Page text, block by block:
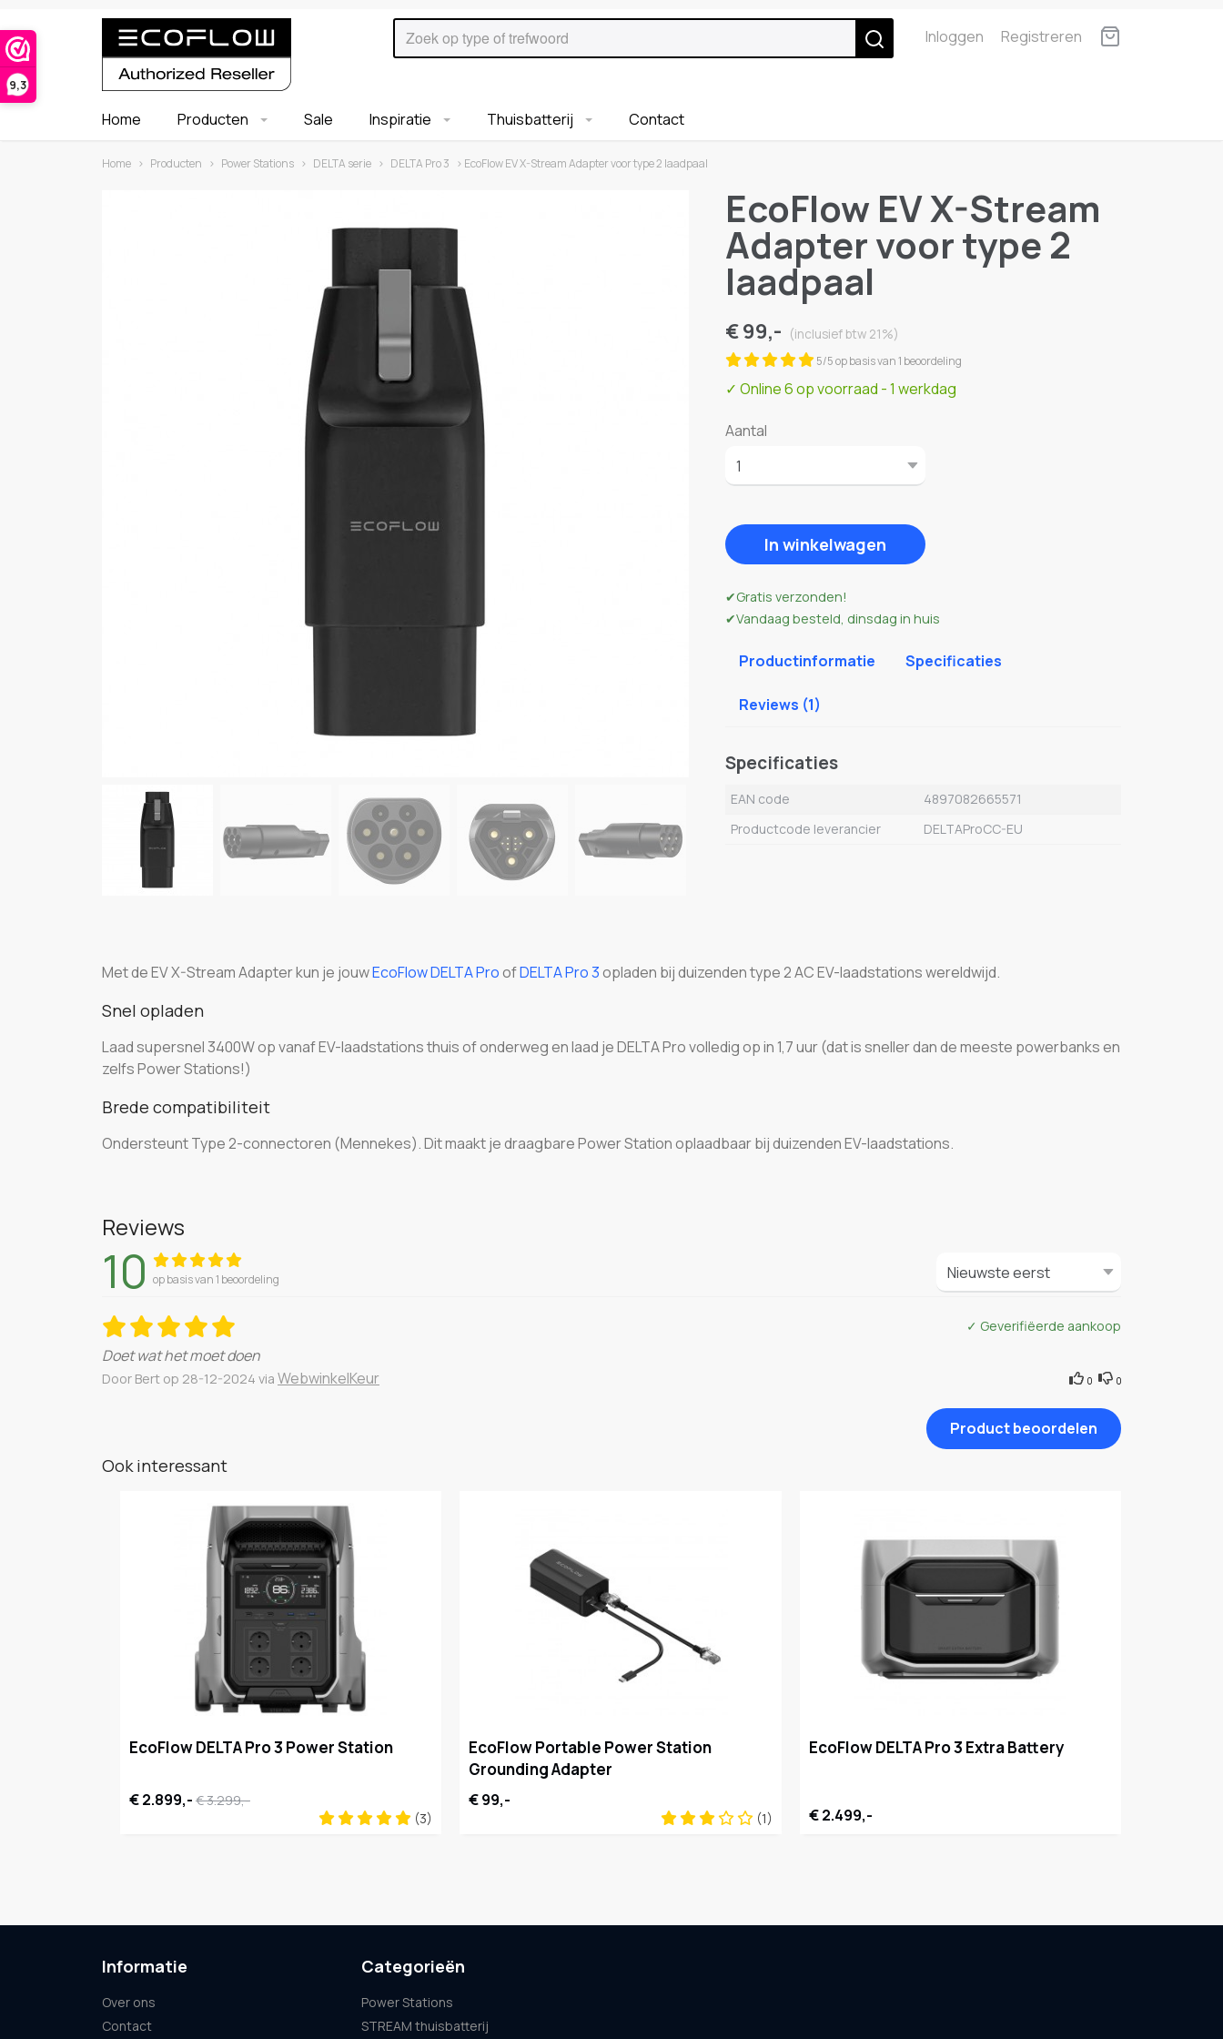
9,3
Inloggen Registreren
Home Producten Sale Inspiratie Thuisbatterij Contact
Home › Producten › Power Stations › DELTA serie › DELTA Pro 3 › EcoFlow EV X-Stream Adapter voor type 2 laadpaal
EcoFlow EV X-Stream
Adapter voor type 2
laadpaal
€ 99,- (inclusief btw 21%)
5/5 op basis van 1 beoordeling
✓ Online 6 op voorraad - 1 werkdag
Aantal
In winkelwagen
Gratis verzonden!
Vandaag besteld, dinsdag in huis
Productinformatie Specificaties
Reviews (1)
Specificaties
EAN code
4897082665571
Productcode leverancier
DELTAProCC-EU
Met de EV X-Stream Adapter kun je jouwEcoFlow DELTA ProofDELTA Pro 3opladen bij duizenden type 2 AC EV-laadstations wereldwijd.
Snel opladen
Laad supersnel 3400W op vanaf EV-laadstations thuis of onderweg en laad je DELTA Pro volledig op in 1,7 uur (dat is sneller dan de meeste powerbanks en
zelfs Power Stations!)
Brede compatibiliteit
Ondersteunt Type 2-connectoren (Mennekes). Dit maakt je draagbare Power Station oplaadbaar bij duizenden EV-laadstations.
Reviews
10 op basis van 1 beoordeling
✓ Geverifiëerde aankoop
Doet wat het moet doen
Door Bert op 28-12-2024 via WebwinkelKeur 0 0
Product beoordelen
Ook interessant
EcoFlow DELTA Pro 3 Power Station
€ 2.899,- € 3.299,-
(3)
EcoFlow Portable Power Station
Grounding Adapter
€ 99,-
(1)
EcoFlow DELTA Pro 3 Extra Battery
€ 2.499,-
Informatie
Over ons
Contact
Categorieën
Power Stations
STREAM thuisbatterij